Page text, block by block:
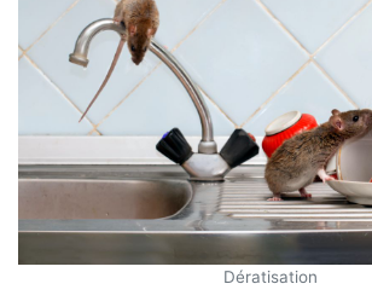
Dératisation